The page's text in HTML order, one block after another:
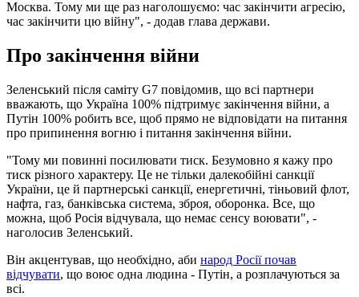
Москва. Тому ми ще раз наголошуємо: час закінчити агресію,
час закінчити цю війну", - додав глава держави.
Про закінчення війни
Зеленський після саміту G7 повідомив, що всі партнери
вважають, що Україна 100% підтримує закінчення війни, а
Путін 100% робить все, щоб прямо не відповідати на питання
про припинення вогню і питання закінчення війни.
"Тому ми повинні посилювати тиск. Безумовно я кажу про
тиск різного характеру. Це не тільки далекобійні санкції
України, це й партнерські санкції, енергетичні, тіньовий флот,
нафта, газ, банківська система, зброя, оборонка. Все, що
можна, щоб Росія відчувала, що немає сенсу воювати", -
наголосив Зеленський.
Він акцентував, що необхідно, аби народ Росії почав
відчувати, що воює одна людина - Путін, а розплачуються за
всі.